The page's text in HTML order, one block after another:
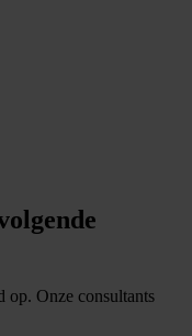
op. Onze consultants